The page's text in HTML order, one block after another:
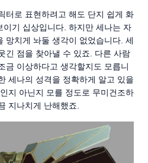
터로 표현하려고 해도 단지 쉽게 화
기 십상입니다. 하지만 세나는 자
망치게 놔둘 생각이 없었습니다. 세
긴 점을 찾아낼 수 있죠. 다른 사람
이상하다고 생각할지도 모릅니
세나의 성격을 정확하게 알고 있을
지 아닌지 모를 정도로 무미건조하
지나치게 난해했죠.